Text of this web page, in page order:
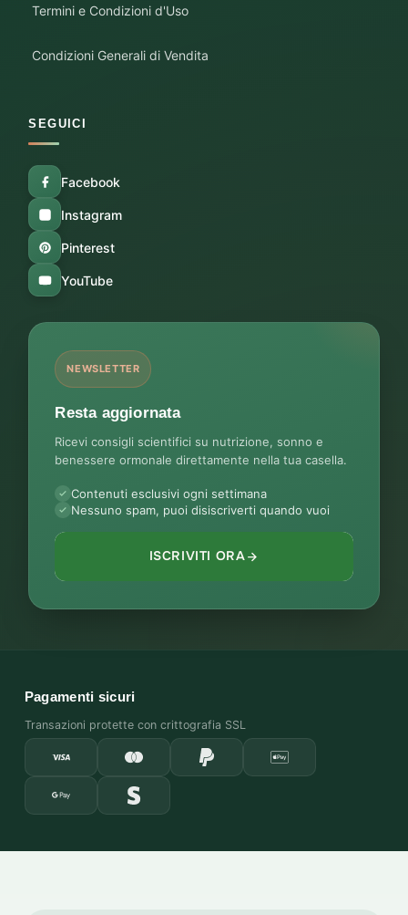
Termini e Condizioni d'Uso
Condizioni Generali di Vendita
SEGUICI
Facebook
Instagram
Pinterest
YouTube
NEWSLETTER
Resta aggiornata
Ricevi consigli scientifici su nutrizione, sonno e
benessere ormonale direttamente nella tua casella.
Contenuti esclusivi ogni settimana
Nessuno spam, puoi disiscriverti quando vuoi
ISCRIVITI ORA
Pagamenti sicuri
Transazioni protette con crittografia SSL